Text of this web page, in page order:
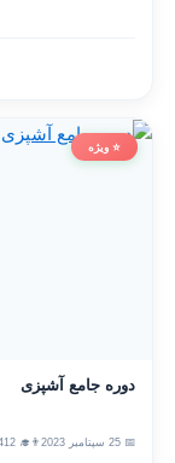
⭐ ویژه
دوره جامع آشپزی
👨‍🎓 412+ نفر